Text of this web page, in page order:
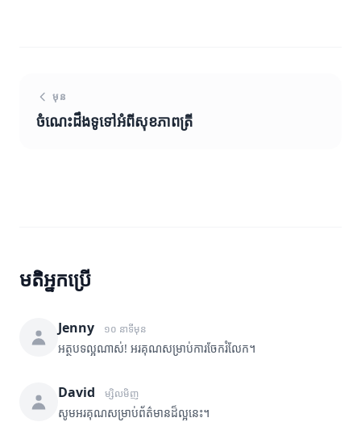
មុន
ចំណេះដឹងទូទៅអំពីសុខភាពត្រី
មតិអ្នកប្រើ
Jenny ១០ នាទីមុន
អត្ថបទល្អណាស់! អរគុណសម្រាប់ការចែករំលែក។
David ម្សិលមិញ
សូមអរគុណសម្រាប់ព័ត៌មានដ៏ល្អនេះ។